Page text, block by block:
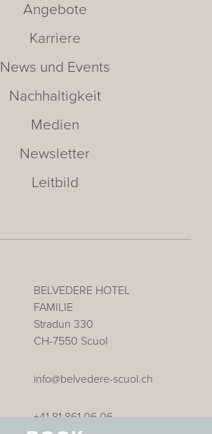
Angebote
Karriere
News und Events
Nachhaltigkeit
Medien
Newsletter
Leitbild
BELVEDERE HOTEL
FAMILIE
Stradun 330
CH-7550 Scuol
info@belvedere-scuol.ch
+41 81 861 06 06